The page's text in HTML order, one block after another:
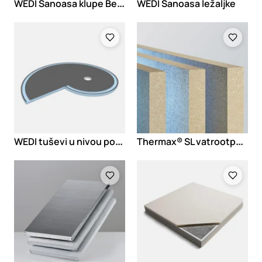
WEDI Sanoasa ležaljke
W
EDI tuševi u nivou poda Fundo Nautilo T
hermax® SL vatrootporne ploče